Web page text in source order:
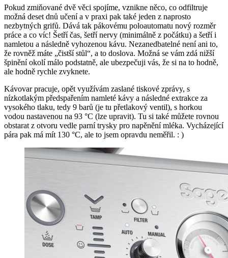
Pokud zmiňované dvě věci spojíme, vznikne něco, co odfiltruje
možná deset dnů učení a v praxi pak také jeden z naprosto
nezbytných grifů. Dává tak pákovému poloautomatu nový rozměr
práce a co víc! Šetří čas, šetří nervy (minimálně z počátku) a šetří i
namletou a následně vyhozenou kávu. Nezanedbatelné není ani to,
že rovněž máte „čistší stůl“, a to doslova. Možná se vám zdá nižší
špinění okolí málo podstatně, ale ubezpečuji vás, že si na to hodně,
ale hodně rychle zvyknete.
Kávovar pracuje, opět využívám zaslané tiskové zprávy, s
nízkotlakým předspařením namleté kávy a následné extrakce za
vysokého tlaku, tedy 9 barů (je tu přetlakový ventil), s horkou
vodou nastavenou na 93 °C (lze upravit). Tu si také můžete rovnou
obstarat z otvoru vedle parní trysky pro napěnění mléka. Vycházející
pára pak má mít 130 °C, ale to jsem opravdu neměřil. : )